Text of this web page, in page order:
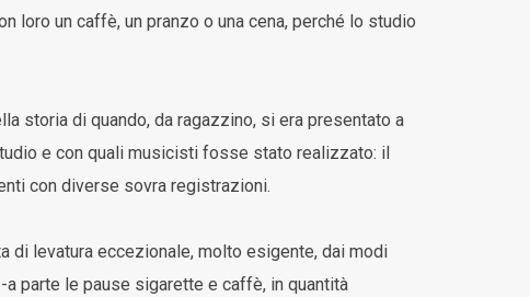
loro un caffè, un pranzo o una cena, perché lo studio
storia di quando, da ragazzino, si era presentato a
e con quali musicisti fosse stato realizzato: il
con diverse sovra registrazioni.
di levatura eccezionale, molto esigente, dai modi
parte le pause sigarette e caffè, in quantità